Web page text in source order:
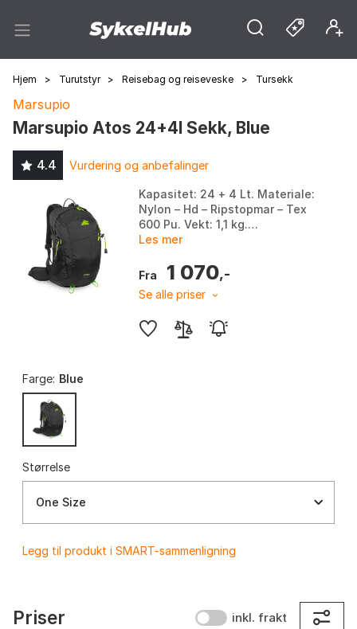
Hjem > Turutstyr > Reisebag og reiseveske > Tursekk
Marsupio
Marsupio Atos 24+4l Sekk, Blue
4.4 Vurdering og anbefalinger
Kapasitet: 24 + 4 Lt. Materiale:
Nylon – Hd – Ripstopmar – Tex
600 Pu. Vekt: 1,1 kg.
Dimensjoner: 44 × 30 × 24 Cm.
Size.
Les mer
Fra 1 070,-
Se alle priser
Farge: Blue
Størrelse
One Size
Legg til produkt i SMART-sammenligning
Priser inkl. frakt